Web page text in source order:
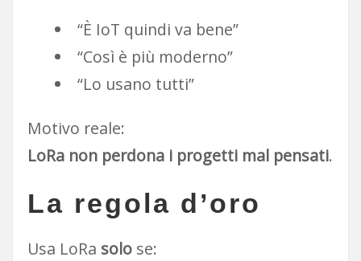
“È IoT quindi va bene”
“Così è più moderno”
“Lo usano tutti”
Motivo reale:
LoRa non perdona i progetti mal pensati.
La regola d’oro
Usa LoRa solose: